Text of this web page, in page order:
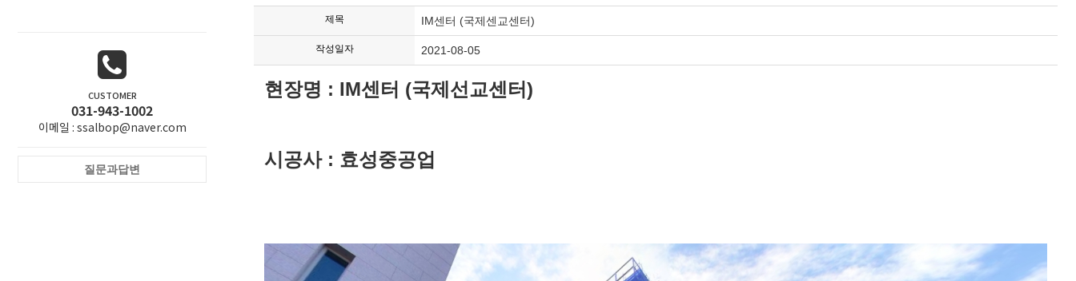
CUSTOMER
031-943-1002
이메일 : ssalbop@naver.com
질문과답변
제목 IM센터 (국제센교센터)
작성일자 2021-08-05
현장명 : IM센터 (국제선교센터)
시공사 : 효성중공업